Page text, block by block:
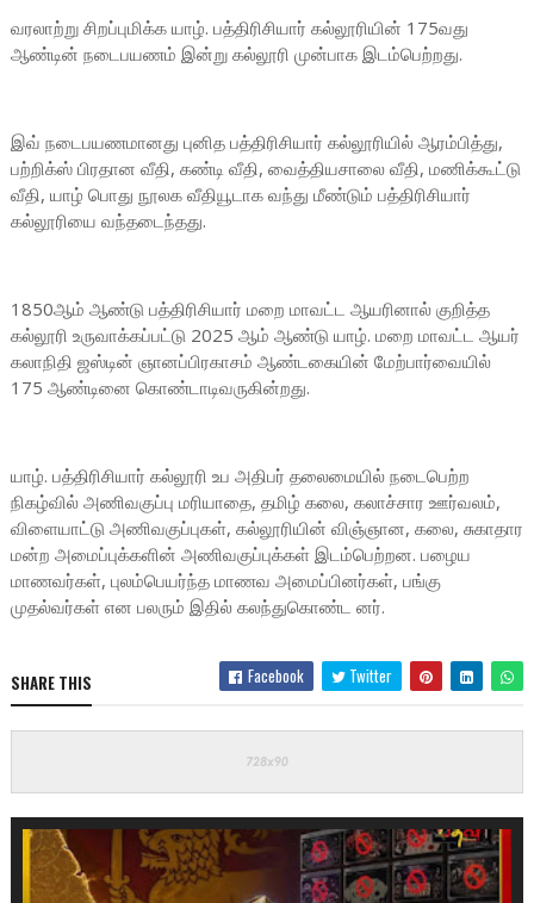
வரலாற்று சிறப்புமிக்க யாழ். பத்திரிசியார் கல்லூரியின் 175வது
ஆண்டின் நடைபயணம் இன்று கல்லூரி முன்பாக இடம்பெற்றது.
இவ் நடைபயணமானது புனித பத்திரிசியார் கல்லூரியில் ஆரம்பித்து,
பற்றிக்ஸ் பிரதான வீதி, கண்டி வீதி, வைத்தியசாலை வீதி, மணிக்கூட்டு
வீதி, யாழ் பொது நூலக வீதியூடாக வந்து மீண்டும் பத்திரிசியார்
கல்லூரியை வந்தடைந்தது.
1850ஆம் ஆண்டு பத்திரிசியார் மறை மாவட்ட ஆயரினால் குறித்த
கல்லூரி உருவாக்கப்பட்டு 2025 ஆம் ஆண்டு யாழ். மறை மாவட்ட ஆயர்
கலாநிதி ஜஸ்டின் ஞானப்பிரகாசம் ஆண்டகையின் மேற்பார்வையில்
175 ஆண்டினை கொண்டாடிவருகின்றது.
யாழ். பத்திரிசியார் கல்லூரி உப அதிபர் தலைமையில் நடைபெற்ற
நிகழ்வில் அணிவகுப்பு மரியாதை, தமிழ் கலை, கலாச்சார ஊர்வலம்,
விளையாட்டு அணிவகுப்புகள், கல்லூரியின் விஞ்ஞான, கலை, சுகாதார
மன்ற அமைப்புக்களின் அணிவகுப்புக்கள் இடம்பெற்றன. பழைய
மாணவர்கள், புலம்பெயர்ந்த மாணவ அமைப்பினர்கள், பங்கு
முதல்வர்கள் என பலரும் இதில் கலந்துகொண்ட னர்.
SHARE THIS Facebook Twitter